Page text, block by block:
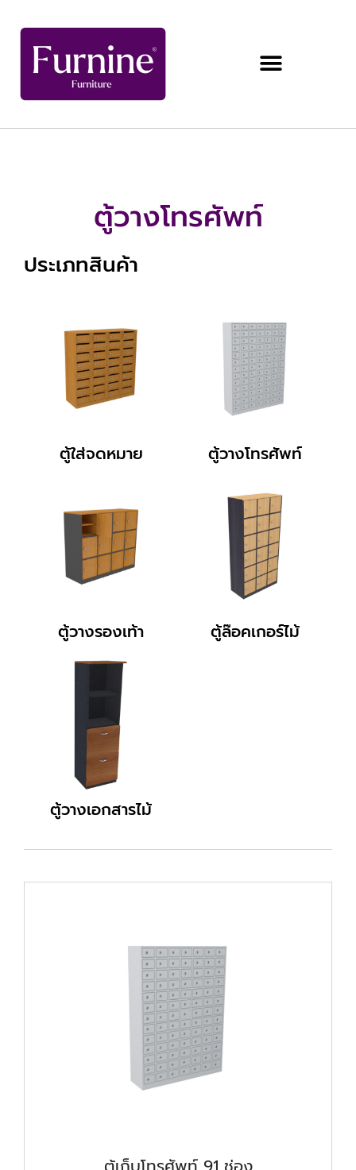
ตู้วางโทรศัพท์
ประเภทสินค้า
ตู้ใส่จดหมาย ตู้วางโทรศัพท์
ตู้วางรองเท้า ตู้ล๊อคเกอร์ไม้
ตู้วางเอกสารไม้